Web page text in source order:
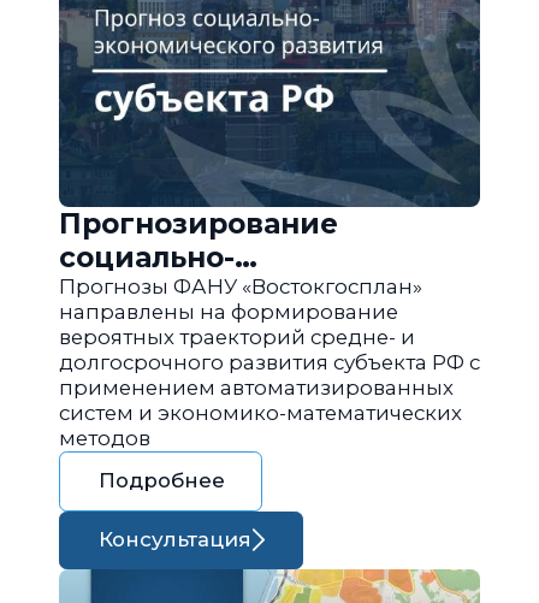
Прогнозирование
социально-
экономического развития
региона РФ
Прогнозы ФАНУ «Востокгосплан»
направлены на формирование
вероятных траекторий средне- и
долгосрочного развития субъекта РФ с
применением автоматизированных
систем и экономико-математических
методов
Подробнее
Консультация